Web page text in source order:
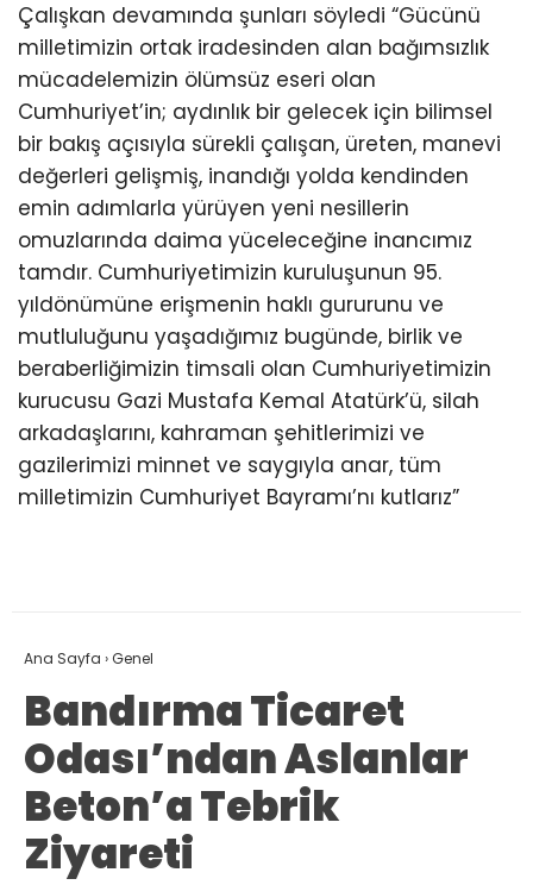
Çalışkan devamında şunları söyledi “Gücünü
milletimizin ortak iradesinden alan bağımsızlık
mücadelemizin ölümsüz eseri olan
Cumhuriyet’in; aydınlık bir gelecek için bilimsel
bir bakış açısıyla sürekli çalışan, üreten, manevi
değerleri gelişmiş, inandığı yolda kendinden
emin adımlarla yürüyen yeni nesillerin
omuzlarında daima yüceleceğine inancımız
tamdır. Cumhuriyetimizin kuruluşunun 95.
yıldönümüne erişmenin haklı gururunu ve
mutluluğunu yaşadığımız bugünde, birlik ve
beraberliğimizin timsali olan Cumhuriyetimizin
kurucusu Gazi Mustafa Kemal Atatürk’ü, silah
arkadaşlarını, kahraman şehitlerimizi ve
gazilerimizi minnet ve saygıyla anar, tüm
milletimizin Cumhuriyet Bayramı’nı kutlarız”
Ana Sayfa ›Genel
Bandırma Ticaret
Odası’ndan Aslanlar
Beton’a Tebrik
Ziyareti